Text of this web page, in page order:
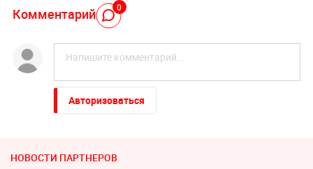
Комментарий 0
Авторизоваться
НОВОСТИ ПАРТНЕРОВ